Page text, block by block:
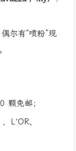
偶尔有“喷粉”现
颗免邮；
L’OR、